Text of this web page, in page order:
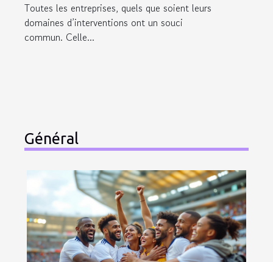
Toutes les entreprises, quels que soient leurs
domaines d’interventions ont un souci
commun. Celle...
Général